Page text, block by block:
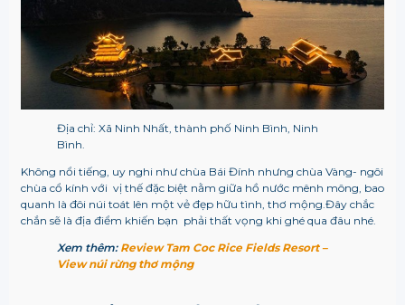
Địa chỉ: Xã Ninh Nhất, thành phố Ninh Bình, Ninh
Bình.
Không nổi tiếng, uy nghi như chùa Bái Đính nhưng chùa Vàng- ngôi
chùa cổ kính với vị thế đặc biệt nằm giữa hồ nước mênh mông, bao
quanh là đôi núi toát lên một vẻ đẹp hữu tình, thơ mộng.Đây chắc
chắn sẽ là địa điểm khiến bạn phải thất vọng khi ghé qua đâu nhé.
Xem thêm: Review Tam Coc Rice Fields Resort –
View núi rừng thơ mộng